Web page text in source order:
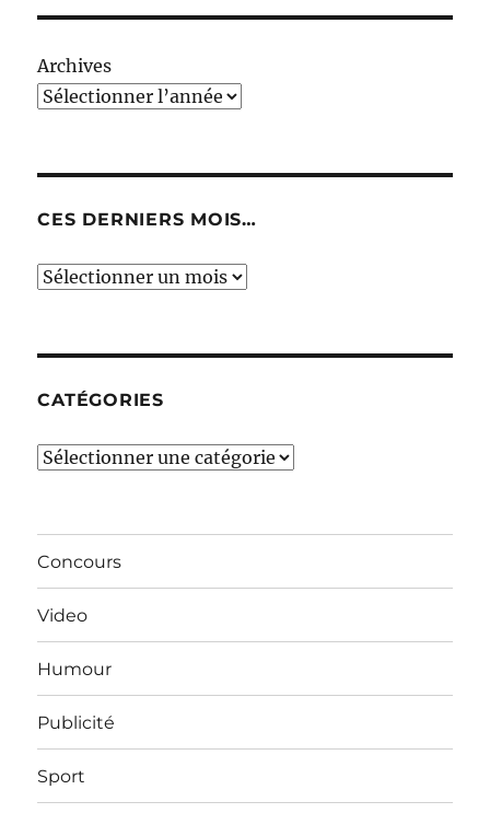
Archives
CES DERNIERS MOIS…
Ces
CATÉGORIES
Catégories
Concours
Video
Humour
Publicité
Sport